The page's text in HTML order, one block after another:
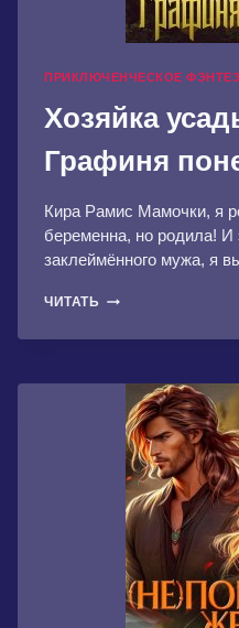
ПРИКЛЮЧЕНЧЕСКОЕ
Хозяйка
Графиня
Кира Рамис Мамочки, я
беременна, но родила! И
заклеймённого мужа, я
ЧИТАТЬ ХОЗЯЙКА
ИЛИ